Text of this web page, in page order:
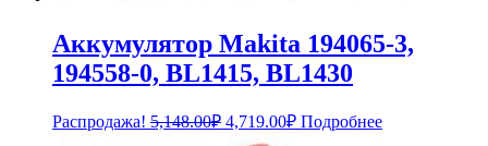
Аккумулятор Makita 194065-3,
194558-0, BL1415, BL1430
Распродажа! 5,148.00₽ Первоначальная
4,719.00₽Текущая
Подробнее